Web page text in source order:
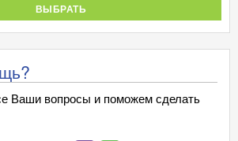
ВЫБРАТЬ
Ваши вопросы и поможем сделать